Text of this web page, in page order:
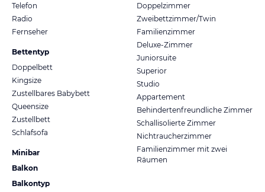
Telefon
Radio
Fernseher
Bettentyp
Doppelbett
Kingsize
Zustellbares Babybett
Queensize
Zustellbett
Schlafsofa
Minibar
Balkon
Balkontyp
Doppelzimmer
Zweibettzimmer/Twin
Familienzimmer
Deluxe-Zimmer
Juniorsuite
Superior
Studio
Appartement
Behindertenfreundliche Zimmer
Schallisolierte Zimmer
Nichtraucherzimmer
Familienzimmer mit zwei
Räumen